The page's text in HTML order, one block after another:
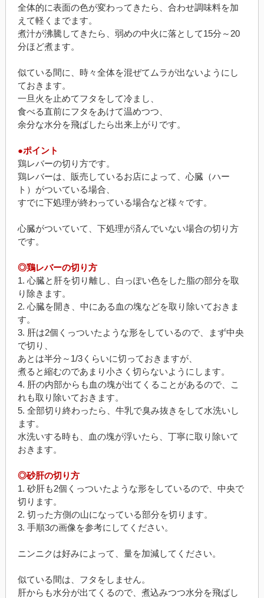
全体的に表面の色が変わってきたら、合わせ調味料を加
えて軽くまでます。
煮汁が沸騰してきたら、弱めの中火に落として15分～20
分ほど煮ます。
似ている間に、時々全体を混ぜてムラが出ないようにし
ておきます。
一旦火を止めてフタをして冷まし、
食べる直前にフタをあけて温めつつ、
余分な水分を飛ばしたら出来上がりです。
●ポイント
鶏レバーの切り方です。
鶏レバーは、販売しているお店によって、心臓（ハー
ト）がついている場合、
すでに下処理が終わっている場合など様々です。
心臓がついていて、下処理が済んでいない場合の切り方
です。
◎鶏レバーの切り方
1. 心臓と肝を切り離し、白っぽい色をした脂の部分を取
り除きます。
2. 心臓を開き、中にある血の塊などを取り除いておきま
す。
3. 肝は2個くっついたような形をしているので、まず中央
で切り、
あとは半分～1/3くらいに切っておきますが、
煮ると縮むのであまり小さく切らないようにします。
4. 肝の内部からも血の塊が出てくることがあるので、こ
れも取り除いておきます。
5. 全部切り終わったら、牛乳で臭み抜きをして水洗いし
ます。
水洗いする時も、血の塊が浮いたら、丁寧に取り除いて
おきます。
◎砂肝の切り方
1. 砂肝も2個くっついたような形をしているので、中央で
切ります。
2. 切った方側の山になっている部分を切ります。
3. 手順3の画像を参考にしてください。
ニンニクは好みによって、量を加減してください。
似ている間は、フタをしません。
肝からも水分が出てくるので、煮込みつつ水分を飛ばし